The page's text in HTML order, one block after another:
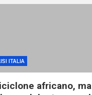
ITALIA
africano, ma